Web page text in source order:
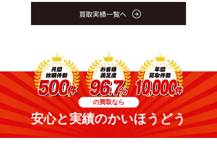
買取実績一覧へ
の買取なら
安心と実績のかいほうどう